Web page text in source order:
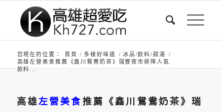
您現在的位置： 首頁 / 多樣好味道 / 冰品/飲料/甜湯
/
高雄左營美食推薦《鑫川鴛鴦奶茶》瑞豐夜市排隊人氣
飲料...
高雄左營美食推薦《鑫川鴛鴦奶茶》瑞